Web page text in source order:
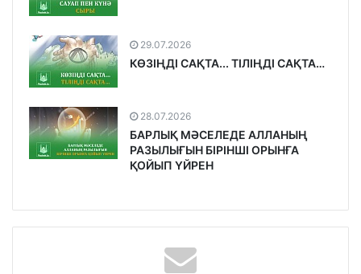
29.07.2026
КӨЗІҢДІ САҚТА... ТІЛІҢДІ САҚТА…
28.07.2026
БАРЛЫҚ МӘСЕЛЕДЕ АЛЛАНЫҢ
РАЗЫЛЫҒЫН БІРІНШІ ОРЫНҒА
ҚОЙЫП ҮЙРЕН